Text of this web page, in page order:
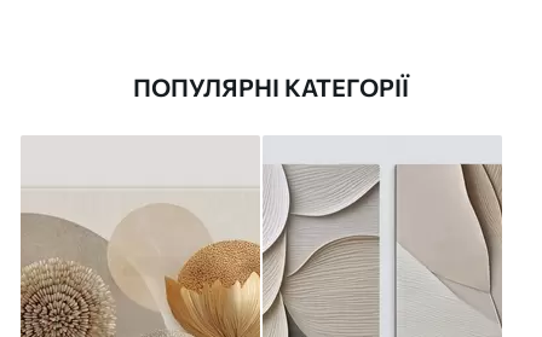
ПОПУЛЯРНІ КАТЕГОРІЇ